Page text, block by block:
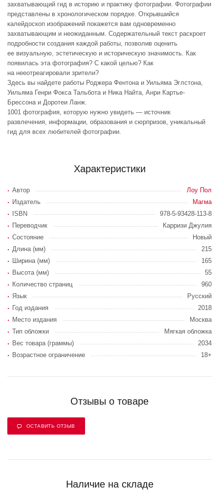
захватывающий гид в историю и практику фотографии. Фотографии
представлены в хронологическом порядке. Открывшийся
калейдоскоп изображений покажется вам одновременно
захватывающим и неожиданным. Содержательный текст раскроет
подробности создания каждой работы, позволив оценить
ее визуальную, эстетическую и историческую значимость. Как
появилась эта фотография? С какой целью? Как
на нееотреагировали зрители?
Здесь вы найдете работы Роджера Фентона и Уильяма Эглстона,
Уильяма Генри Фокса Тальбота и Ника Найта, Анри Картье-
Брессона и Доротеи Ланж.
1001 фотография, которую нужно увидеть — источник
развлечения, информации, образования и сюрпризов, уникальный
гид для всех любителей фотографии.
Характеристики
Автор
Лоу Пол
Издатель
Магма
ISBN
978-5-93428-113-8
Переводчик
Карризи Джулия
Состояние
Новый
Длина (мм)
215
Ширина (мм)
165
Высота (мм)
55
Количество страниц
960
Язык
Русский
Год издания
2018
Место издания
Москва
Тип обложки
Мягкая обложка
Вес товара (граммы)
2034
Возрастное ограничение
18+
Отзывы о товаре
ОСТАВИТЬ ОТЗЫВ
Наличие на складе